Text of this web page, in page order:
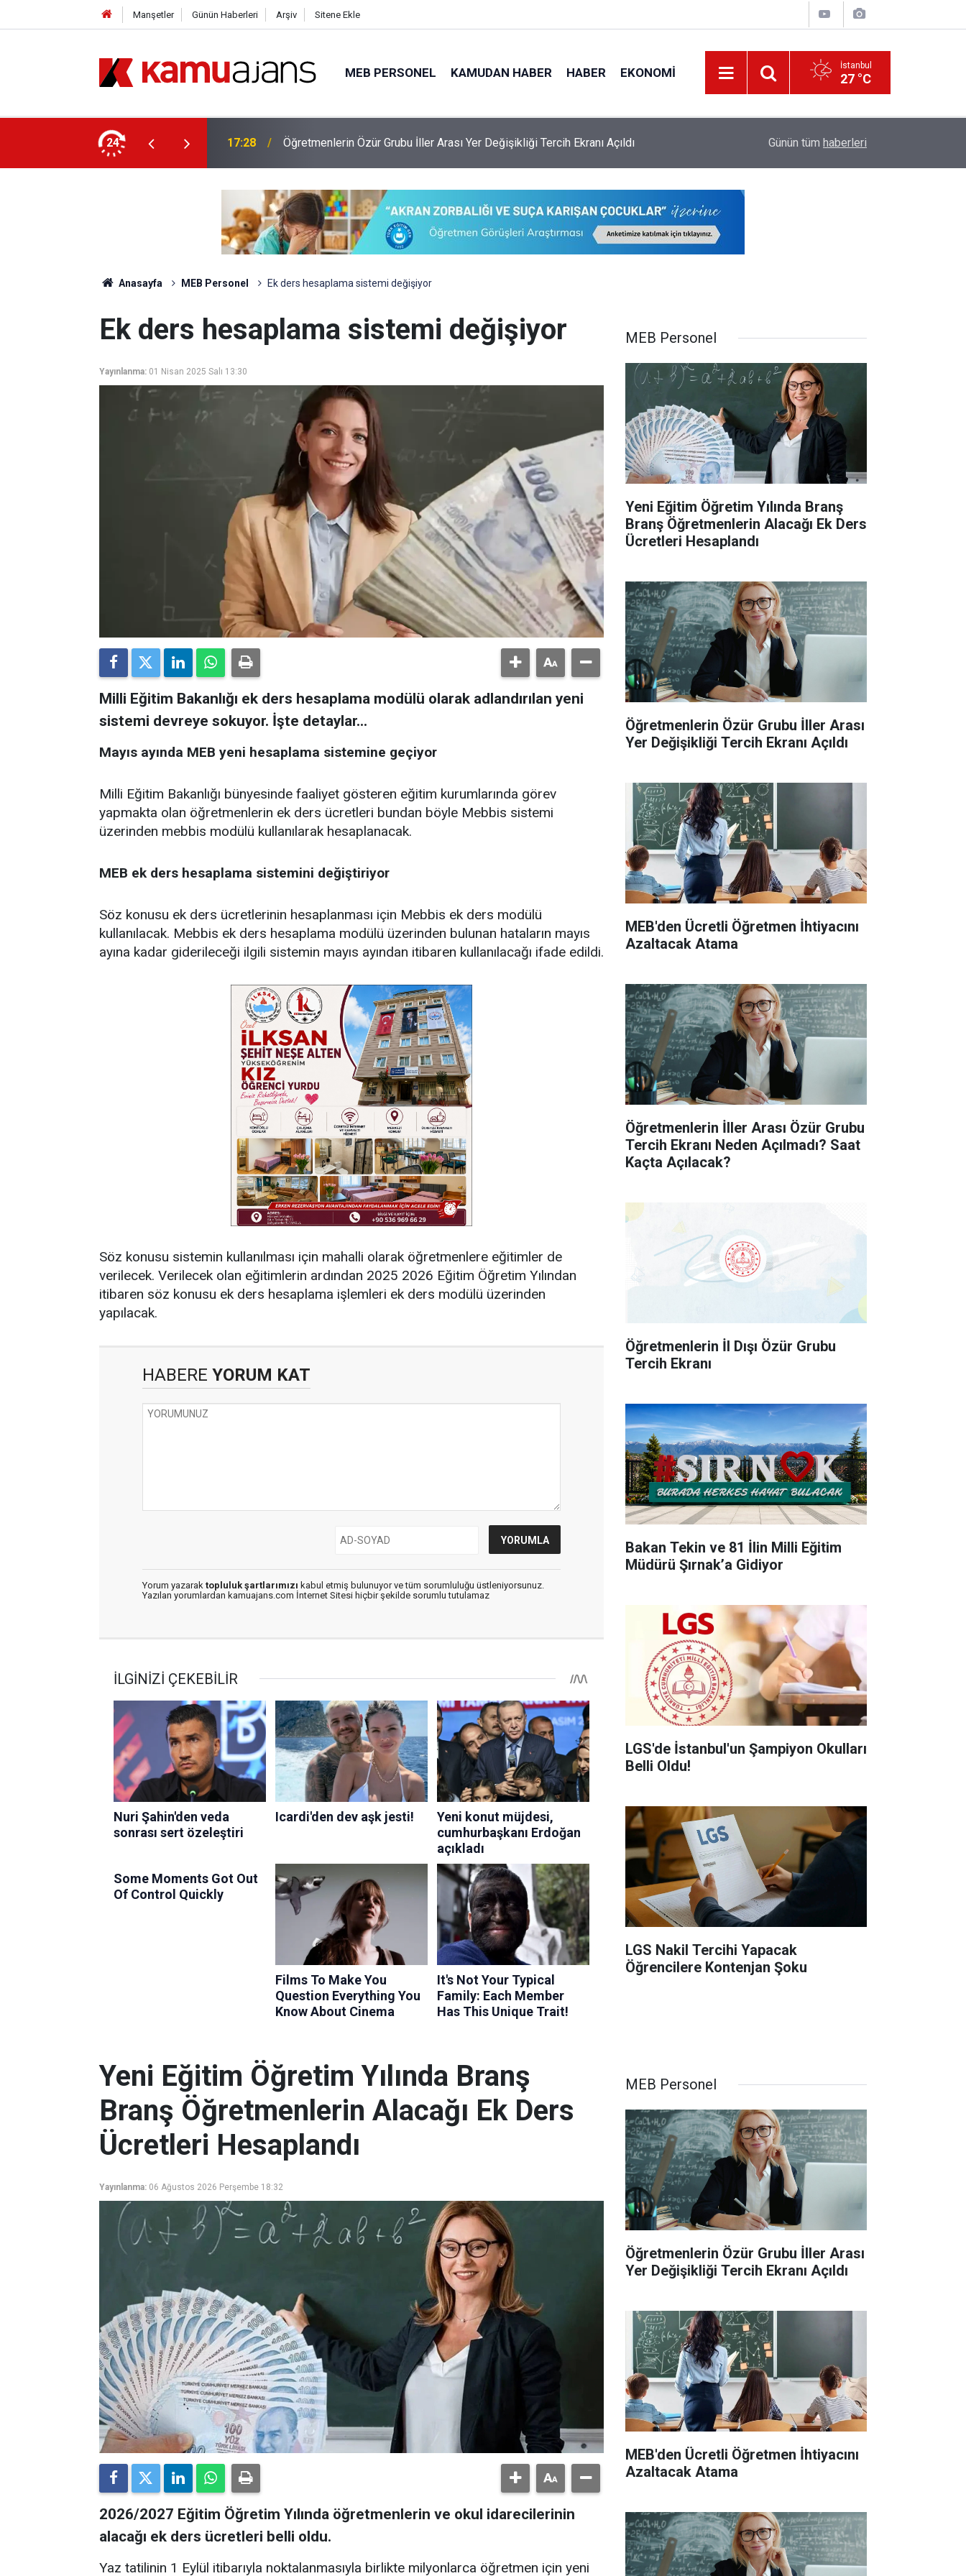
Manşetler Günün Haberleri Arşiv Sitene Ekle
MEB PERSONEL KAMUDAN HABER HABER EKONOMI İstanbul
27 °C
24
Branş Öğretmenlerin Alacağı Ek Ders
17:28 Öğretmenlerin Özür Grubu İller Arası Yer Değişikliği Tercih Ekranı Açıldı MEB'den Ücretli Öğretmen İhtiyacını Azaltacak
Günün tüm haberleri
Anasayfa MEB Personel Ek ders hesaplama sistemi değişiyor
Ek ders hesaplama sistemi değişiyor
Yayınlanma: 01 Nisan 2025 Salı 13:30
Milli Eğitim Bakanlığı ek ders hesaplama modülü olarak adlandırılan yeni
sistemi devreye sokuyor. İşte detaylar...
Mayıs ayında MEB yeni hesaplama sistemine geçiyor
Milli Eğitim Bakanlığı bünyesinde faaliyet gösteren eğitim kurumlarında görev
yapmakta olan öğretmenlerin ek ders ücretleri bundan böyle Mebbis sistemi
üzerinden mebbis modülü kullanılarak hesaplanacak.
MEB ek ders hesaplama sistemini değiştiriyor
Söz konusu ek ders ücretlerinin hesaplanması için Mebbis ek ders modülü
kullanılacak. Mebbis ek ders hesaplama modülü üzerinden bulunan hataların mayıs
ayına kadar giderileceği ilgili sistemin mayıs ayından itibaren kullanılacağı ifade edildi.
Söz konusu sistemin kullanılması için mahalli olarak öğretmenlere eğitimler de
verilecek. Verilecek olan eğitimlerin ardından 2025 2026 Eğitim Öğretim Yılından
itibaren söz konusu ek ders hesaplama işlemleri ek ders modülü üzerinden
yapılacak.
HABERE YORUM KAT
Yorum yazarak topluluk şartlarımızı kabul etmiş bulunuyor ve tüm sorumluluğu üstleniyorsunuz.
Yazılan yorumlardan kamuajans.com İnternet Sitesi hiçbir şekilde sorumlu tutulamaz
MEB Personel
Yeni Eğitim Öğretim Yılında Branş
Branş Öğretmenlerin Alacağı Ek Ders
Ücretleri Hesaplandı
Öğretmenlerin Özür Grubu İller Arası
Yer Değişikliği Tercih Ekranı Açıldı
MEB'den Ücretli Öğretmen İhtiyacını
Azaltacak Atama
Öğretmenlerin İller Arası Özür Grubu
Tercih Ekranı Neden Açılmadı? Saat
Kaçta Açılacak?
Öğretmenlerin İl Dışı Özür Grubu
Tercih Ekranı
Bakan Tekin ve 81 İlin Milli Eğitim
Müdürü Şırnak’a Gidiyor
LGS'de İstanbul'un Şampiyon Okulları
Belli Oldu!
LGS Nakil Tercihi Yapacak
Öğrencilere Kontenjan Şoku
Yeni Eğitim Öğretim Yılında Branş
Branş Öğretmenlerin Alacağı Ek Ders
Ücretleri Hesaplandı
Yayınlanma: 06 Ağustos 2026 Perşembe 18:32
2026/2027 Eğitim Öğretim Yılında öğretmenlerin ve okul idarecilerinin
alacağı ek ders ücretleri belli oldu.
Yaz tatilinin 1 Eylül itibarıyla noktalanmasıyla birlikte milyonlarca öğretmen için yeni
MEB Personel
Öğretmenlerin Özür Grubu İller Arası
Yer Değişikliği Tercih Ekranı Açıldı
MEB'den Ücretli Öğretmen İhtiyacını
Azaltacak Atama